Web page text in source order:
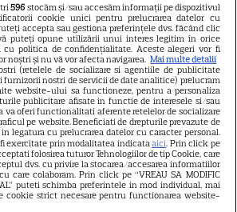
Despre Tvmania
Contact
Contacte televiziuni
596 stocăm și/sau accesăm informații pe dispozitivul
cookie unici pentru prelucrarea datelor cu
accepta sau gestiona preferințele dvs. făcând clic
puteți opune utilizării unui interes legitim în orice
cu politica de confidențialitate. Aceste alegeri vor fi
noștri și nu vă vor afecta navigarea. Mai multe detalii
(retelele de socializare si agentiile de publicitate
furnizorii nostri de servicii de date analitice) prelucram
website-ului sa functioneze, pentru a personaliza
publicitare afisate in functie de interesele si/sau
va oferi functionalitati aferente retelelor de socializare
pe website. Beneficiati de drepturile prevazute de
in legatura cu prelucrarea datelor cu caracter personal.
exercitate prin modalitatea indicataaici. Prin click pe
folosirea tuturor Tehnologiilor de tip Cookie, care
dvs. cu privire la stocarea/accesarea informatiilor
care colaboram. Prin click pe “VREAU SA MODIFIC
puteti schimba preferintele in mod individual, mai
cookie strict necesare pentru functionarea website-